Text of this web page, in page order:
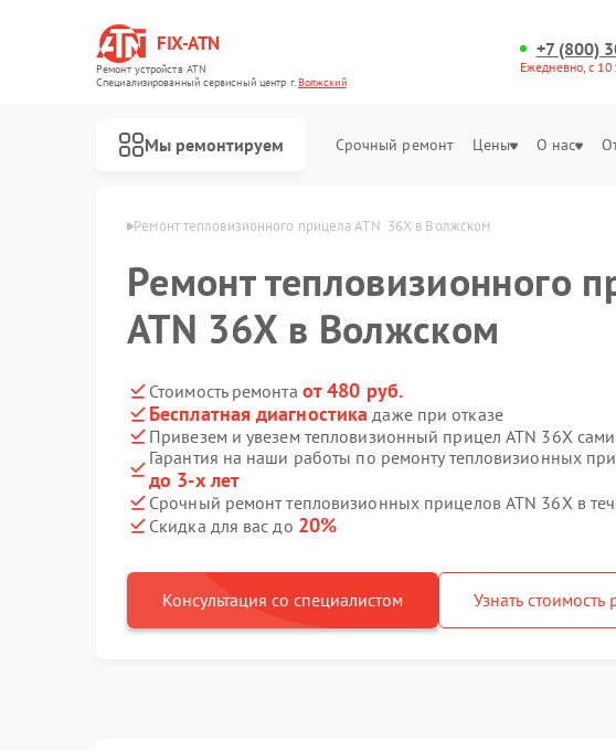
FIX-ATN
Ремонт устройств ATN
Специализированный cервисный центр г.Волжский
+7 (800)
Ежедневно, с
Мы ремонтируем Срочный ремонт Цены О нас
ATN в Волжском Ремонт тепловизионного прицела ATN  36X в Волжском
Ремонт тепловизионного
ATN 36X в Волжском
Стоимость ремонта от 480 руб.
Бесплатная диагностика даже при отказе
Привезем и увезем тепловизионный прицел ATN 36X сами
Гарантия на наши работы по ремонту тепловизионных
до 3-х лет
Срочный ремонт тепловизионных прицелов ATN 36X в
Скидка для вас до 20%
Консультация со специалистом Узнать стоимость